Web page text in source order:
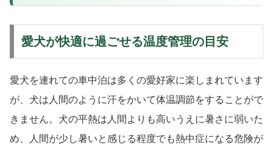
愛犬が快適に過ごせる温度管理の目安
愛犬を連れての車中泊は多くの愛好家に楽しまれています
が、犬は人間のように汗をかいて体温調節をすることがで
きません。犬の平熱は人間よりも高いうえに暑さに弱いた
め、人間が少し暑いと感じる程度でも熱中症になる危険が